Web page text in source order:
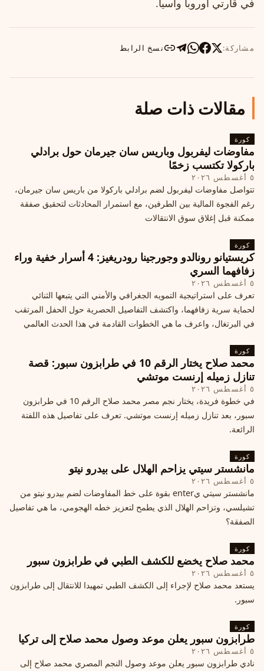
في قارتي أوروبا وآسيا.
مشاركة: نسخ الرابط
مقالات ذات صلة
كورة
مفاوضات ليفربول وباريس سان جيرمان حول برادلي
باركولا تكتسب زخمًا
٥ أغسطس ٢٠٢٦
تتواصل مفاوضات ليفربول لضم برادلي باركولا من باريس سان جيرمان،
رغم الفجوة المالية بين الطرفين، مع استمرار المحادثات لتحقيق صفقة
ممكنة قبل إغلاق سوق الانتقالات
كورة
كريستيانو رونالدو وجورجينا رودريغيز: 4 أسرار خفية وراء
زفافهما السري
٥ أغسطس ٢٠٢٦
تعرف على استراتيجية التمويه الجغرافي والأمني التي يتبعها الثنائي
لحماية سرية زفافهما، واكتشف التفاصيل الحصرية حول الحفل المرتقب
في البرتغال، واعرف ما هي الخطوات القادمة في هذا الحدث العالمي
كورة
محمد صلاح يختار الرقم 10 في طرابزون سبور: قصة
تنازل زميله إرنست موتشي
٥ أغسطس ٢٠٢٦
في خطوة فريدة، يختار نجم مصر محمد صلاح الرقم 10 في طرابزون
سبور، بعد تنازل زميله إرنست موتشي. تعرف على تفاصيل هذه اللفتة
الرائعة.
كورة
مانشستر سيتي يزاحم الهلال على بيدرو نيتو
٥ أغسطس ٢٠٢٦
مانشستر سيتي يenter بقوة على خط المفاوضات لضم بيدرو نيتو من
تشيلسي، وتزاحم الهلال الذي يطمح لتعزيز خطه الهجومي، ما هي تفاصيل
الصفقة؟
كورة
محمد صلاح يخضع للكشف الطبي في طرابزون سبور
٥ أغسطس ٢٠٢٦
يستعد محمد صلاح لإجراء إلى الكشف الطبي تمهيدا للانتقال إلى طرابزون
سبور.
كورة
طرابزون سبور يعلن موعد وصول محمد صلاح إلى تركيا
٥ أغسطس ٢٠٢٦
نادي طرابزون سبور يعلن موعد وصول النجم المصري محمد صلاح إلى